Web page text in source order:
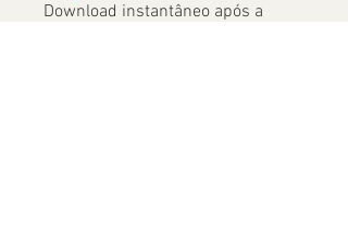
Download instantâneo após a